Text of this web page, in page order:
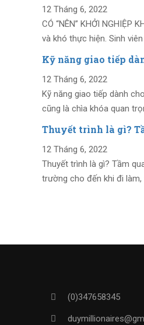
12 Tháng 6, 2022
CÓ “NÊN” KHỞI NGHIỆP
và khó thực hiện. Sinh
Kỹ năng giao tiếp
12 Tháng 6, 2022
Kỹ năng giao tiếp dành
cũng là chìa khóa quan
Thuyết trình là gì?
12 Tháng 6, 2022
Thuyết trình là gì? Tầm
trường cho đến khi đi làm,
(0)347658345
duymillionaires